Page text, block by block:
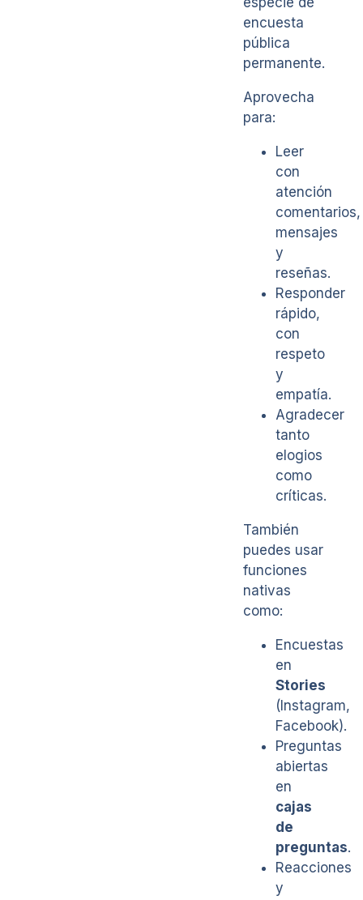
encuesta
pública
permanente.
Aprovecha
para:
Leer
con
atención
comentarios,
mensajes
y
reseñas.
Responder
rápido,
con
respeto
y
empatía.
Agradecer
tanto
elogios
como
críticas.
También
puedes usar
funciones
nativas
como:
Encuestas
en
Stories
(Instagram,
Facebook).
Preguntas
abiertas
en
cajas
de
preguntas.
Reacciones
y